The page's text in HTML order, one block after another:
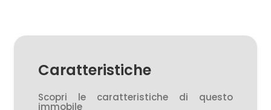
Caratteristiche
Scopri le caratteristiche di questo
immobile
Qualsiasi